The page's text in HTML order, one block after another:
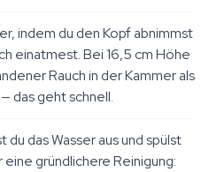
indem du den Kopf abnimmst
einatmest. Bei 16,5 cm Höhe
Rauch in der Kammer als
das geht schnell.
das Wasser aus und spülst
eine gründlichere Reinigung: